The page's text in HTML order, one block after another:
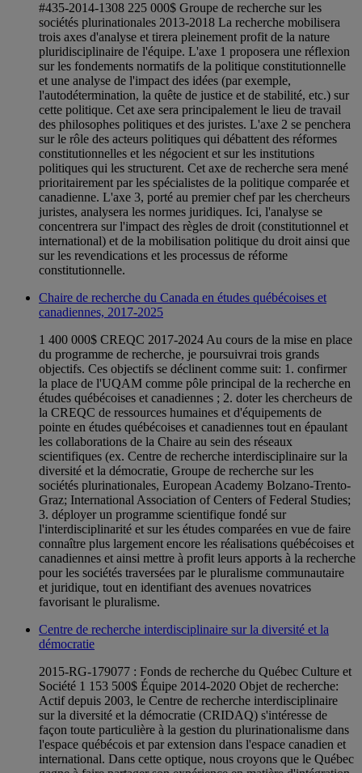
#435-2014-1308 225 000$ Groupe de recherche sur les
sociétés plurinationales 2013-2018 La recherche mobilisera
trois axes d'analyse et tirera pleinement profit de la nature
pluridisciplinaire de l'équipe. L'axe 1 proposera une réflexion
sur les fondements normatifs de la politique constitutionnelle
et une analyse de l'impact des idées (par exemple,
l'autodétermination, la quête de justice et de stabilité, etc.) sur
cette politique. Cet axe sera principalement le lieu de travail
des philosophes politiques et des juristes. L'axe 2 se penchera
sur le rôle des acteurs politiques qui débattent des réformes
constitutionnelles et les négocient et sur les institutions
politiques qui les structurent. Cet axe de recherche sera mené
prioritairement par les spécialistes de la politique comparée et
canadienne. L'axe 3, porté au premier chef par les chercheurs
juristes, analysera les normes juridiques. Ici, l'analyse se
concentrera sur l'impact des règles de droit (constitutionnel et
international) et de la mobilisation politique du droit ainsi que
sur les revendications et les processus de réforme
constitutionnelle.
Chaire de recherche du Canada en études québécoises et
canadiennes, 2017-2025
1 400 000$ CREQC 2017-2024 Au cours de la mise en place
du programme de recherche, je poursuivrai trois grands
objectifs. Ces objectifs se déclinent comme suit: 1. confirmer
la place de l'UQAM comme pôle principal de la recherche en
études québécoises et canadiennes ; 2. doter les chercheurs de
la CREQC de ressources humaines et d'équipements de
pointe en études québécoises et canadiennes tout en épaulant
les collaborations de la Chaire au sein des réseaux
scientifiques (ex. Centre de recherche interdisciplinaire sur la
diversité et la démocratie, Groupe de recherche sur les
sociétés plurinationales, European Academy Bolzano-Trento-
Graz; International Association of Centers of Federal Studies;
3. déployer un programme scientifique fondé sur
l'interdisciplinarité et sur les études comparées en vue de faire
connaître plus largement encore les réalisations québécoises et
canadiennes et ainsi mettre à profit leurs apports à la recherche
pour les sociétés traversées par le pluralisme communautaire
et juridique, tout en identifiant des avenues novatrices
favorisant le pluralisme.
Centre de recherche interdisciplinaire sur la diversité et la
démocratie
2015-RG-179077 : Fonds de recherche du Québec Culture et
Société 1 153 500$ Équipe 2014-2020 Objet de recherche:
Actif depuis 2003, le Centre de recherche interdisciplinaire
sur la diversité et la démocratie (CRIDAQ) s'intéresse de
façon toute particulière à la gestion du plurinationalisme dans
l'espace québécois et par extension dans l'espace canadien et
international. Dans cette optique, nous croyons que le Québec